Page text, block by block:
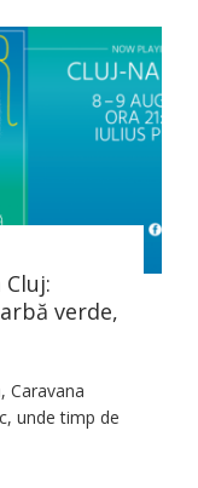
verde,
Caravana
unde timp de